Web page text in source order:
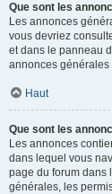
Que sont les
Les annonces
vous devriez
et dans le panneau
annonces générales
Haut
Que sont les
Les annonces
dans lequel vous
page du forum dans
générales, les